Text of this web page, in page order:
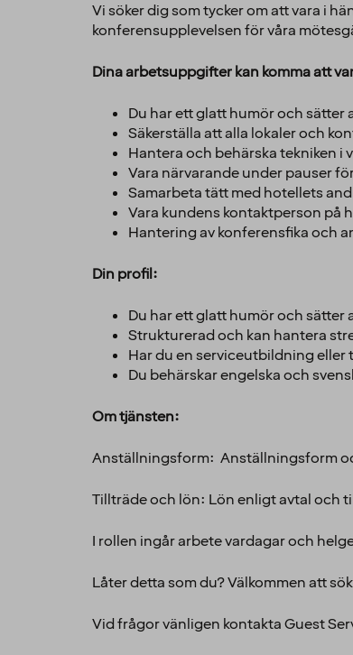
Vi söker dig som tycker om att vara i
konferensupplevelsen för våra
Dina arbetsuppgifter kan komma att
Du har ett glatt humör och
Säkerställa att alla lokaler och
Hantera och behärska tekniken i
Vara närvarande under pauser
Samarbeta tätt med hotellets
Vara kundens kontaktperson på
Hantering av konferensfika och
Din profil:
Du har ett glatt humör och
Strukturerad och kan hantera
Har du en serviceutbildning
Du behärskar engelska och
Om tjänsten:
Anställningsform: Anställningsform
Tillträde och lön: Lön enligt avtal
I rollen ingår arbete vardagar och
Låter detta som du? Välkommen att
Vid frågor vänligen kontakta Guest